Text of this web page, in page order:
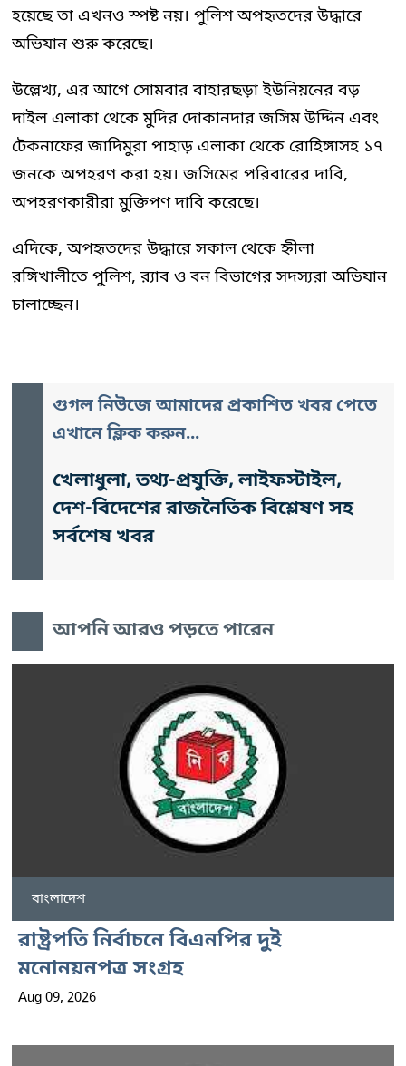
হয়েছে তা এখনও স্পষ্ট নয়। পুলিশ অপহৃতদের উদ্ধারে
অভিযান শুরু করেছে।
উল্লেখ্য, এর আগে সোমবার বাহারছড়া ইউনিয়নের বড়
দাইল এলাকা থেকে মুদির দোকানদার জসিম উদ্দিন এবং
টেকনাফের জাদিমুরা পাহাড় এলাকা থেকে রোহিঙ্গাসহ ১৭
জনকে অপহরণ করা হয়। জসিমের পরিবারের দাবি,
অপহরণকারীরা মুক্তিপণ দাবি করেছে।
এদিকে, অপহৃতদের উদ্ধারে সকাল থেকে হ্নীলা
রঙ্গিখালীতে পুলিশ, র‌্যাব ও বন বিভাগের সদস্যরা অভিযান
চালাচ্ছেন।
গুগল নিউজে আমাদের প্রকাশিত খবর পেতে
এখানে ক্লিক করুন...
খেলাধুলা, তথ্য-প্রযুক্তি, লাইফস্টাইল,
দেশ-বিদেশের রাজনৈতিক বিশ্লেষণ সহ
সর্বশেষ খবর
আপনি আরও পড়তে পারেন
বাংলাদেশ
রাষ্ট্রপতি নির্বাচনে বিএনপির দুই
মনোনয়নপত্র সংগ্রহ
Aug 09, 2026